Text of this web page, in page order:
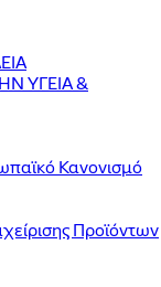
ΥΓΕΙΑ &
Κανονισμό
Προϊόντων